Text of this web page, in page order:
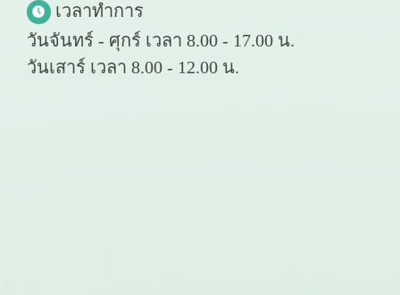
เวลาทำการ
วันจันทร์ - ศุกร์ เวลา 8.00 - 17.00 น.
วันเสาร์ เวลา 8.00 - 12.00 น.